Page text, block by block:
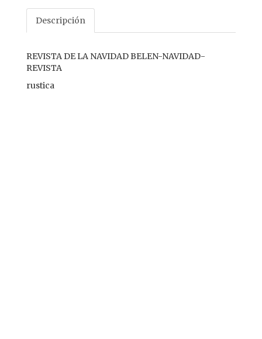
Descripción
REVISTA DE LA NAVIDAD BELEN-NAVIDAD-
REVISTA
rustica